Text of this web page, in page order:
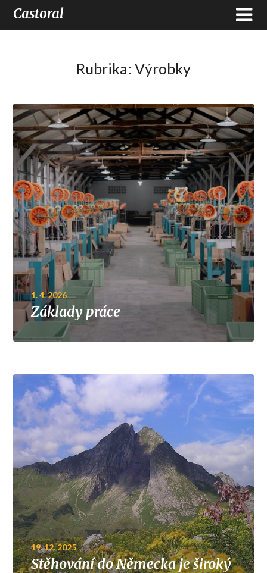
Castoral
Rubrika: Výrobky
1. 4. 2026
Základy práce
19. 12. 2025
Stěhování do Německa je široký